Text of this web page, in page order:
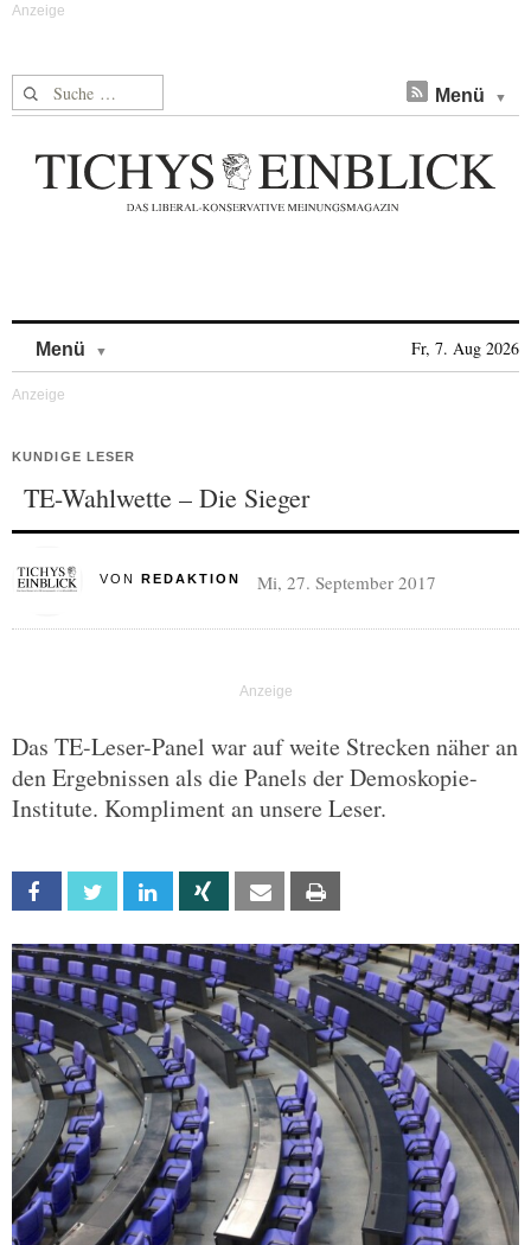
Suche nach: Menü
Menü Fr, 7. Aug 2026
KUNDIGE LESER
TE-Wahlwette – Die Sieger
VON REDAKTION Mi, 27. September 2017
Das TE-Leser-Panel war auf weite Strecken näher an
den Ergebnissen als die Panels der Demoskopie-
Institute. Kompliment an unsere Leser.
Facebook Twitter Linkedin Xing Email